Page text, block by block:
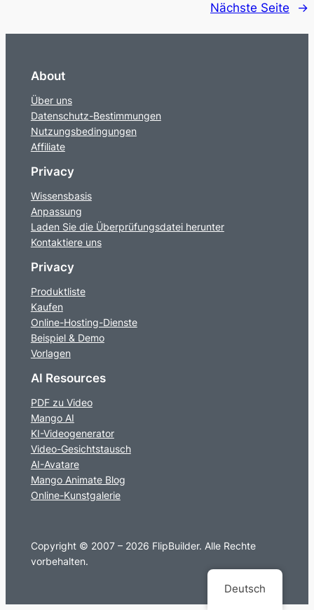
Nächste Seite →
About
Über uns
Datenschutz-Bestimmungen
Nutzungsbedingungen
Affiliate
Privacy
Wissensbasis
Anpassung
Laden Sie die Überprüfungsdatei herunter
Kontaktiere uns
Privacy
Produktliste
Kaufen
Online-Hosting-Dienste
Beispiel & Demo
Vorlagen
AI Resources
PDF zu Video
Mango AI
KI-Videogenerator
Video-Gesichtstausch
AI-Avatare
Mango Animate Blog
Online-Kunstgalerie
Copyright © 2007 – 2026 FlipBuilder. Alle Rechte
vorbehalten.
Deutsch